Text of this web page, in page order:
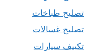
تصليح طباخات
تصليح غسالات
تكييف سيارات